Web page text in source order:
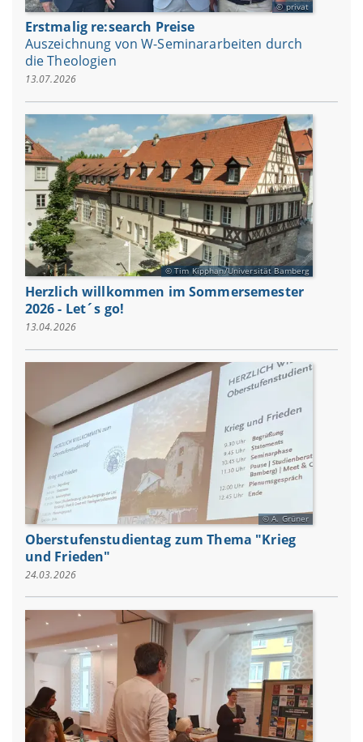
privat
Erstmalig re:search Preise
Auszeichnung von W-Seminararbeiten durch
die Theologien
13.07.2026
Tim Kipphan/Universität Bamberg
Herzlich willkommen im Sommersemester
2026 - Let´s go!
13.04.2026
A. Grüner
Oberstufenstudientag zum Thema "Krieg
und Frieden"
24.03.2026